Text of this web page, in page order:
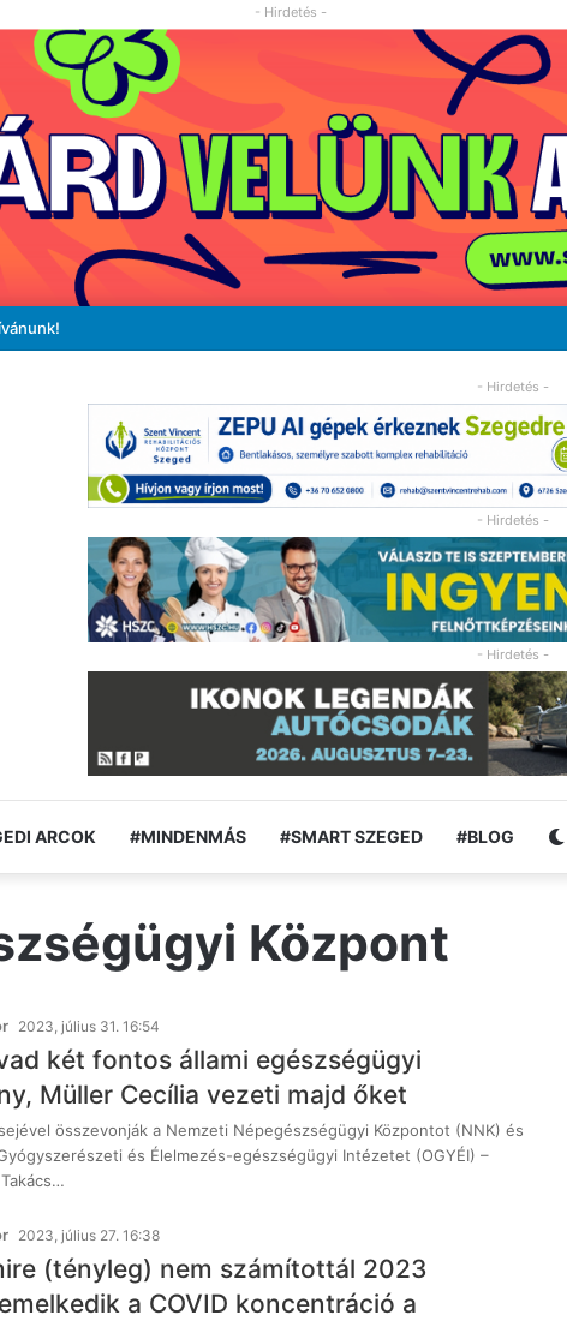
- Hirdetés -
- Hirdetés -
- Hirdetés -
- Hirdetés -
ARCOK #MINDENMÁS #SMART SZEGED #BLOG
Központ
2023, július 31. 16:54
két fontos állami egészségügyi
Müller Cecília vezeti majd őket
összevonják a Nemzeti Népegészségügyi Központot (NNK) és
és Élelmezés-egészségügyi Intézetet (OGYÉI) –
2023, július 27. 16:38
(tényleg) nem számítottál 2023
a COVID koncentráció a